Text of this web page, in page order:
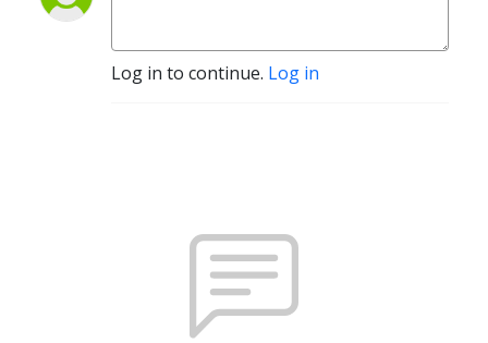
Log in to continue. Log in